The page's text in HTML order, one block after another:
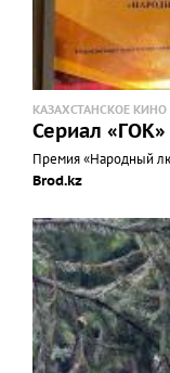
КАЗАХСТАНСКОЕ КИНО
Сериал
Премия «Народный
Brod.kz